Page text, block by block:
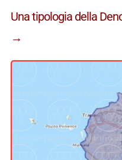
Una tipologia della
→